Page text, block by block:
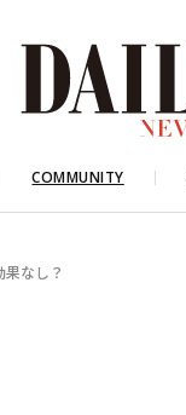
COMMUNITY
なし？